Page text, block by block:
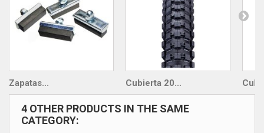
Zapatas... Cubierta 20...
4 OTHER PRODUCTS IN THE SAME
CATEGORY: